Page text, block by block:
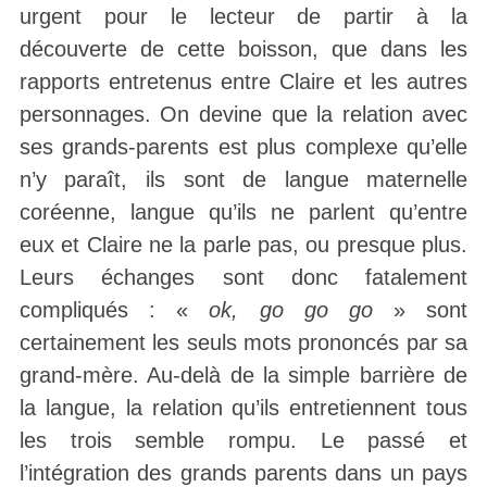
urgent pour le lecteur de partir à la
découverte de cette boisson, que dans les
rapports entretenus entre Claire et les autres
personnages. On devine que la relation avec
ses grands-parents est plus complexe qu’elle
n’y paraît, ils sont de langue maternelle
coréenne, langue qu’ils ne parlent qu’entre
eux et Claire ne la parle pas, ou presque plus.
Leurs échanges sont donc fatalement
compliqués : «ok, go go go» sont
certainement les seuls mots prononcés par sa
grand-mère. Au-delà de la simple barrière de
la langue, la relation qu’ils entretiennent tous
les trois semble rompu. Le passé et
l’intégration des grands parents dans un pays